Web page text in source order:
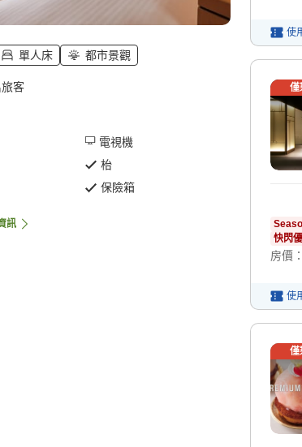
單人床 都市景觀
客
電視機
枱
保險箱
訊
使
僅
快閃
房價：
使
僅